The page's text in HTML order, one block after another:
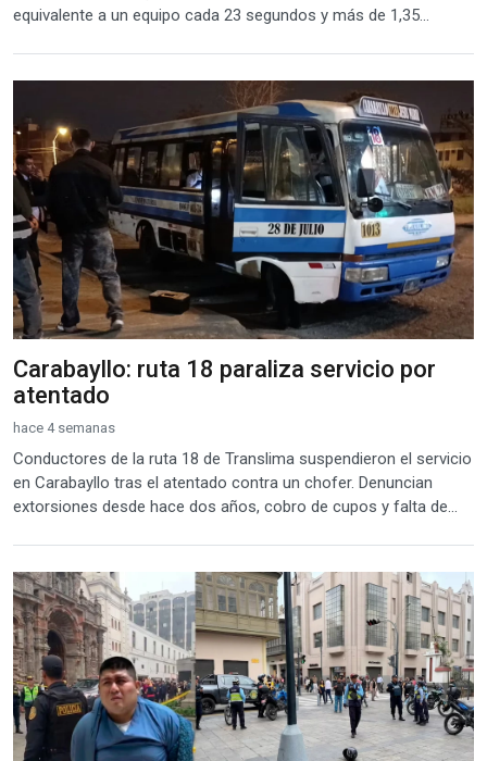
equivalente a un equipo cada 23 segundos y más de 1,35...
Carabayllo: ruta 18 paraliza servicio por
atentado
hace 4 semanas
Conductores de la ruta 18 de Translima suspendieron el servicio
en Carabayllo tras el atentado contra un chofer. Denuncian
extorsiones desde hace dos años, cobro de cupos y falta de...